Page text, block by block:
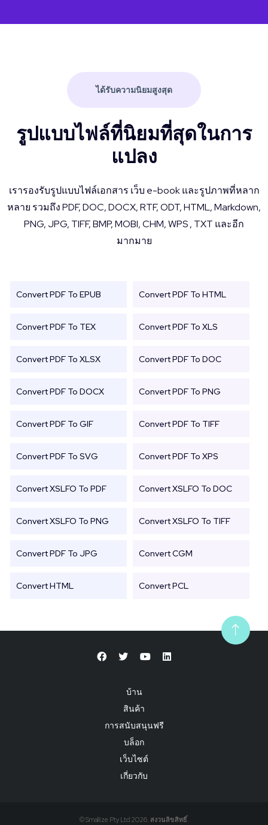
ได้รับความนิยมสูงสุด
รูปแบบไฟล์ที่นิยมที่สุดในการ
แปลง
เรารองรับรูปแบบไฟล์เอกสาร เว็บ e-book และรูปภาพที่หลาก
หลาย รวมถึง PDF, DOC, DOCX, RTF, ODT, HTML, Markdown,
PNG, JPG, TIFF, BMP, MOBI, CHM, WPS , TXT และอีก
มากมาย
Convert PDF To EPUB Convert PDF To HTML
Convert PDF To TEX Convert PDF To XLS
Convert PDF To XLSX Convert PDF To DOC
Convert PDF To DOCX Convert PDF To PNG
Convert PDF To GIF Convert PDF To TIFF
Convert PDF To SVG Convert PDF To XPS
Convert XSLFO To PDF Convert XSLFO To DOC
Convert XSLFO To PNG Convert XSLFO To TIFF
Convert PDF To JPG Convert CGM
Convert HTML Convert PCL
บ้าน
สินค้า
การสนับสนุนฟรี
บล็อก
เว็บไซต์
เกี่ยวกับ
© Smallize Pty Ltd 2026. สงวนลิขสิทธิ์.